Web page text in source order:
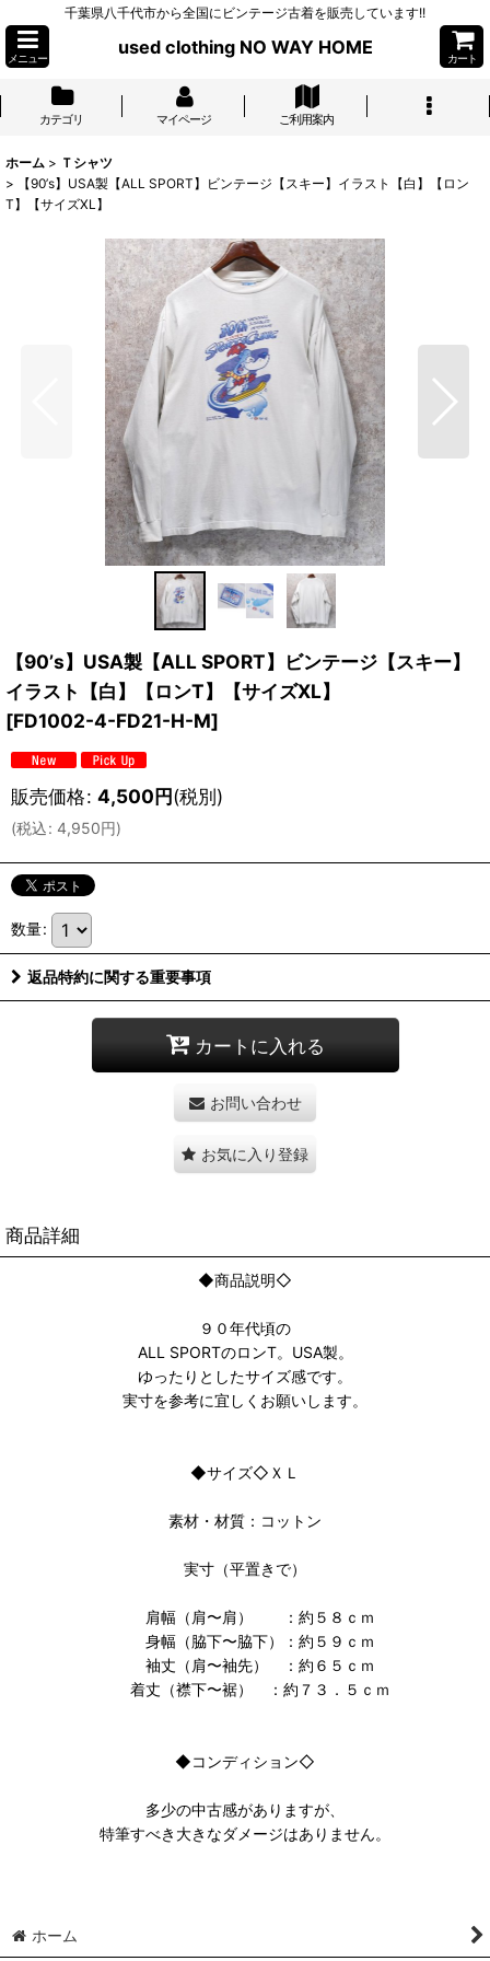
千葉県八千代市から全国にビンテージ古着を販売しています!!
メニュー
used clothing NO WAY HOME
カート
カテゴリ マイページ ご利用案内
ホーム > Ｔシャツ
>
【90’s】USA製【ALL SPORT】ビンテージ【スキー】イラスト【白】【ロン
T】【サイズXL】
【90’s】USA製【ALL SPORT】ビンテージ【スキー】
イラスト【白】【ロンT】【サイズXL】
[FD1002-4-FD21-H-M]
販売価格: 4,500円(税別)
(税込: 4,950円)
数量:
返品特約に関する重要事項
カートに入れる
お問い合わせ
お気に入り登録
商品詳細
◆商品説明◇
９０年代頃の
ALL SPORTのロンT。USA製。
ゆったりとしたサイズ感です。
実寸を参考に宜しくお願いします。
◆サイズ◇ＸＬ
素材・材質：コットン
実寸（平置きで）
肩幅（肩〜肩） ：約５８ｃｍ
身幅（脇下〜脇下）：約５９ｃｍ
袖丈（肩〜袖先） ：約６５ｃｍ
着丈（襟下〜裾） ：約７３．５ｃｍ
◆コンディション◇
多少の中古感がありますが、
特筆すべき大きなダメージはありません。
ホーム